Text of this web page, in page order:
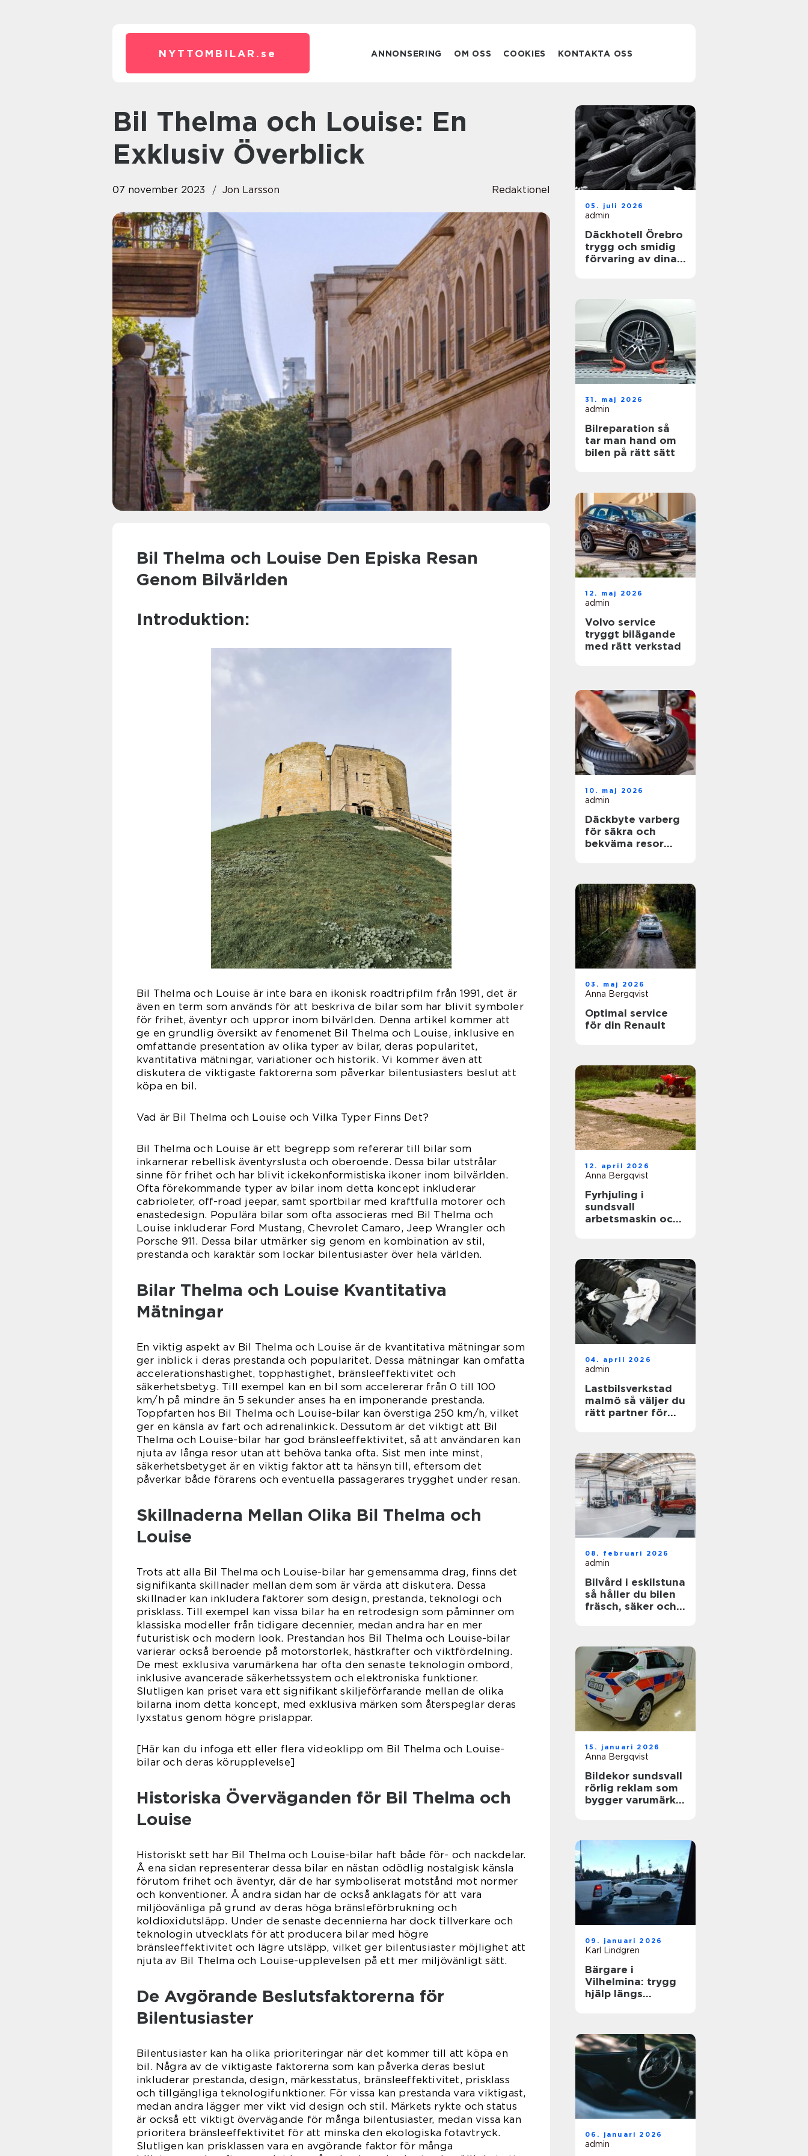
NYTTOMBILAR. se ANNONSERING OM OSS COOKIES KONTAKTA OSS
Bil Thelma och Louise: En
Exklusiv Överblick
07 november 2023 Jon Larsson Redaktionel
Bil Thelma och Louise Den Episka Resan
Genom Bilvärlden
Introduktion:
Bil Thelma och Louise är inte bara en ikonisk roadtripfilm från 1991, det är
även en term som används för att beskriva de bilar som har blivit symboler
för frihet, äventyr och uppror inom bilvärlden. Denna artikel kommer att
ge en grundlig översikt av fenomenet Bil Thelma och Louise, inklusive en
omfattande presentation av olika typer av bilar, deras popularitet,
kvantitativa mätningar, variationer och historik. Vi kommer även att
diskutera de viktigaste faktorerna som påverkar bilentusiasters beslut att
köpa en bil.
Vad är Bil Thelma och Louise och Vilka Typer Finns Det?
Bil Thelma och Louise är ett begrepp som refererar till bilar som
inkarnerar rebellisk äventyrslusta och oberoende. Dessa bilar utstrålar
sinne för frihet och har blivit ickekonformistiska ikoner inom bilvärlden.
Ofta förekommande typer av bilar inom detta koncept inkluderar
cabrioleter, off-road jeepar, samt sportbilar med kraftfulla motorer och
enastedesign. Populära bilar som ofta associeras med Bil Thelma och
Louise inkluderar Ford Mustang, Chevrolet Camaro, Jeep Wrangler och
Porsche 911. Dessa bilar utmärker sig genom en kombination av stil,
prestanda och karaktär som lockar bilentusiaster över hela världen.
Bilar Thelma och Louise Kvantitativa
Mätningar
En viktig aspekt av Bil Thelma och Louise är de kvantitativa mätningar som
ger inblick i deras prestanda och popularitet. Dessa mätningar kan omfatta
accelerationshastighet, topphastighet, bränsleeffektivitet och
säkerhetsbetyg. Till exempel kan en bil som accelererar från 0 till 100
km/h på mindre än 5 sekunder anses ha en imponerande prestanda.
Toppfarten hos Bil Thelma och Louise-bilar kan överstiga 250 km/h, vilket
ger en känsla av fart och adrenalinkick. Dessutom är det viktigt att Bil
Thelma och Louise-bilar har god bränsleeffektivitet, så att användaren kan
njuta av långa resor utan att behöva tanka ofta. Sist men inte minst,
säkerhetsbetyget är en viktig faktor att ta hänsyn till, eftersom det
påverkar både förarens och eventuella passagerares trygghet under resan.
Skillnaderna Mellan Olika Bil Thelma och
Louise
Trots att alla Bil Thelma och Louise-bilar har gemensamma drag, finns det
signifikanta skillnader mellan dem som är värda att diskutera. Dessa
skillnader kan inkludera faktorer som design, prestanda, teknologi och
prisklass. Till exempel kan vissa bilar ha en retrodesign som påminner om
klassiska modeller från tidigare decennier, medan andra har en mer
futuristisk och modern look. Prestandan hos Bil Thelma och Louise-bilar
varierar också beroende på motorstorlek, hästkrafter och viktfördelning.
De mest exklusiva varumärkena har ofta den senaste teknologin ombord,
inklusive avancerade säkerhetssystem och elektroniska funktioner.
Slutligen kan priset vara ett signifikant skiljeförfarande mellan de olika
bilarna inom detta koncept, med exklusiva märken som återspeglar deras
lyxstatus genom högre prislappar.
[Här kan du infoga ett eller flera videoklipp om Bil Thelma och Louise-
bilar och deras körupplevelse]
Historiska Överväganden för Bil Thelma och
Louise
Historiskt sett har Bil Thelma och Louise-bilar haft både för- och nackdelar.
Å ena sidan representerar dessa bilar en nästan odödlig nostalgisk känsla
förutom frihet och äventyr, där de har symboliserat motstånd mot normer
och konventioner. Å andra sidan har de också anklagats för att vara
miljöovänliga på grund av deras höga bränsleförbrukning och
koldioxidutsläpp. Under de senaste decennierna har dock tillverkare och
teknologin utvecklats för att producera bilar med högre
bränsleeffektivitet och lägre utsläpp, vilket ger bilentusiaster möjlighet att
njuta av Bil Thelma och Louise-upplevelsen på ett mer miljövänligt sätt.
De Avgörande Beslutsfaktorerna för
Bilentusiaster
Bilentusiaster kan ha olika prioriteringar när det kommer till att köpa en
bil. Några av de viktigaste faktorerna som kan påverka deras beslut
inkluderar prestanda, design, märkesstatus, bränsleeffektivitet, prisklass
och tillgängliga teknologifunktioner. För vissa kan prestanda vara viktigast,
medan andra lägger mer vikt vid design och stil. Märkets rykte och status
är också ett viktigt övervägande för många bilentusiaster, medan vissa kan
prioritera bränsleeffektivitet för att minska den ekologiska fotavtryck.
Slutligen kan prisklassen vara en avgörande faktor för många
05. juli 2026
admin
Däckhotell Örebro
trygg och smidig
förvaring av dina
31. maj 2026
admin
Bilreparation så
tar man hand om
bilen på rätt sätt
12. maj 2026
admin
Volvo service
tryggt bilägande
med rätt verkstad
10. maj 2026
admin
Däckbyte varberg
för säkra och
bekväma resor
03. maj 2026
Anna Bergqvist
Optimal service
för din Renault
12. april 2026
Anna Bergqvist
Fyrhjuling i
sundsvall
arbetsmaskin och
04. april 2026
admin
Lastbilsverkstad
malmö så väljer du
rätt partner för
08. februari 2026
admin
Bilvård i eskilstuna
så håller du bilen
fräsch, säker och
15. januari 2026
Anna Bergqvist
Bildekor sundsvall
rörlig reklam som
bygger varumärke
09. januari 2026
Karl Lindgren
Bärgare i
Vilhelmina: trygg
hjälp längs
06. januari 2026
admin